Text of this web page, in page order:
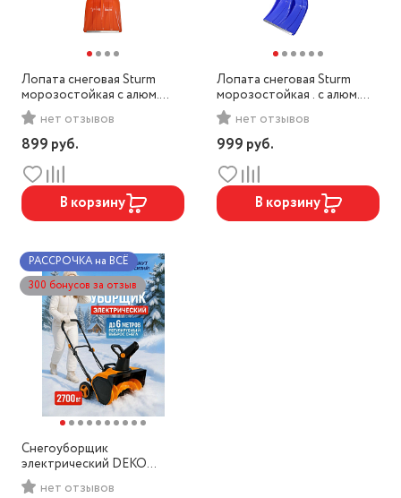
Лопата снеговая Sturm
морозостойкая с алюм.
черен.410*415/ 3010-15-21
нет отзывов
899 руб.
В корзину
Лопата снеговая Sturm
морозостойкая . с алюм.
черен.500*370/ 3010-15-18
нет отзывов
999 руб.
В корзину
Снегоуборщик
электрический DEKO
ST2700R 2 фары 083-4448
нет отзывов
РАССРОЧКА на ВСЁ
300 бонусов за отзыв